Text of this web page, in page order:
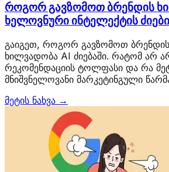
როგორ გავზომოთ ბრენდის
ხელოვნური ინტელექტის
გაიგეთ, როგორ გავზომოთ
ხილვადობა AI ძიებაში. რატომ არ
რეკომენდაციის ტოლფასი და რა
მნიშვნელოვანი მარკეტინგული
მეტის ნახვა →